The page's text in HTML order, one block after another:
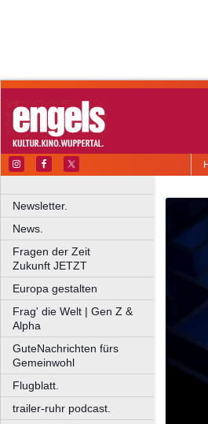
Newsletter.
News.
Fragen der Zeit
Zukunft JETZT
Europa gestalten
Frag' die Welt | Gen Z &
Alpha
GuteNachrichten fürs
Gemeinwohl
Flugblatt.
trailer-ruhr podcast.